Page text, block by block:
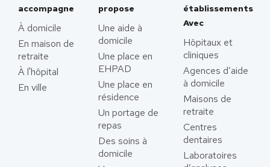
accompagne
À domicile
En maison de
retraite
À l'hôpital
En ville
propose
Une aide à
domicile
Une place en
EHPAD
Une place en
résidence
Un portage de
repas
Des soins à
domicile
établissements
Avec
Hôpitaux et
cliniques
Agences d’aide
à domicile
Maisons de
retraite
Centres
dentaires
Laboratoires